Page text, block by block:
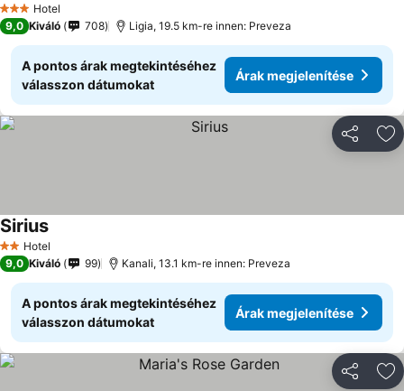
3 Kategória
Hotel
9,0 Kiváló 708 Ligia, 19.5 km-re innen: Preveza
A pontos árak megtekintéséhez
válasszon dátumokat
Árak megjelenítése
2 Kategória
Hotel
Sirius
9,0 Kiváló 99 Kanali, 13.1 km-re innen: Preveza
A pontos árak megtekintéséhez
válasszon dátumokat
Árak megjelenítése